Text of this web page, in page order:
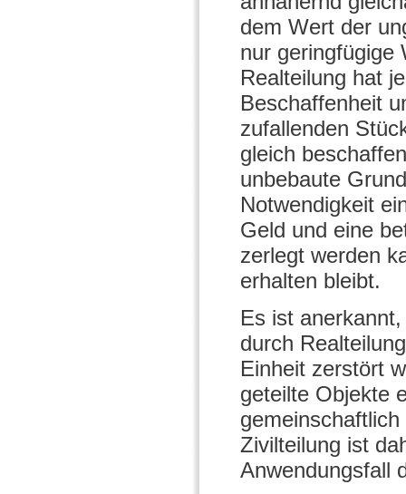
dem Wert der
nur geringfügige
Realteilung hat
Beschaffenheit
zufallenden
gleich
unbebaute
Notwendigkeit
Geld und eine
zerlegt werden
erhalten bleibt.
Es ist
durch
Einheit zerstört
geteilte Objekte
Zivilteilung ist
Anwendungsfall